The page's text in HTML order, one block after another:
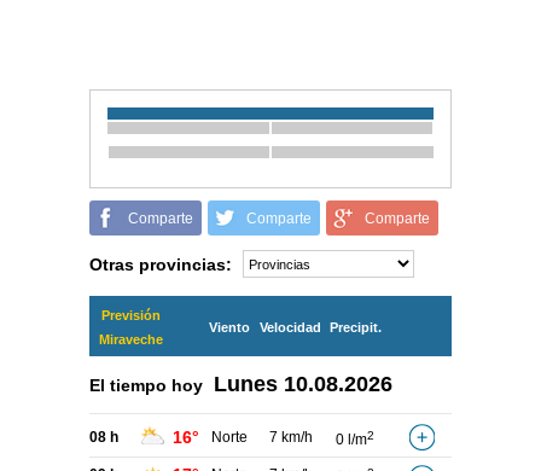
Comparte Comparte Comparte
Otras provincias:
Previsión
Miraveche
Viento Velocidad Precipit.
El tiempo hoy Lunes 10.08.2026
08 h 16° Norte 7 km/h 0 l/m2